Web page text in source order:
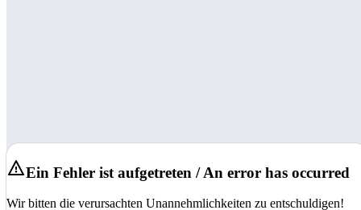
Ein Fehler ist aufgetreten / An error has occurred
Wir bitten die verursachten Unannehmlichkeiten zu entschuldigen!